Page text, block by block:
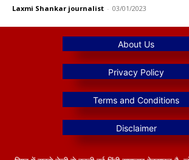
Laxmi Shankar journalist - 03/01/2023